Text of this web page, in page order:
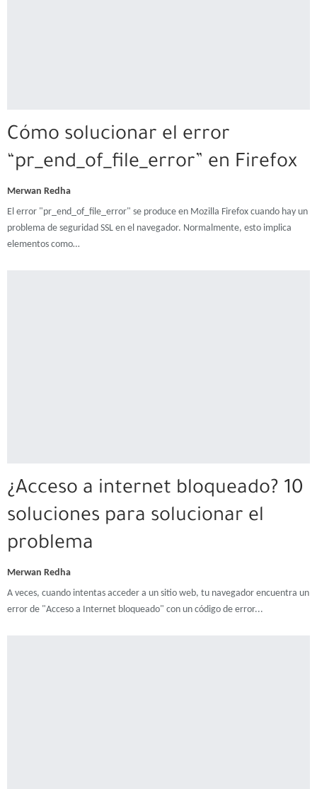
Cómo solucionar el error
“pr_end_of_file_error” en Firefox
Merwan Redha
El error "pr_end_of_file_error" se produce en Mozilla Firefox cuando hay un
problema de seguridad SSL en el navegador. Normalmente, esto implica
elementos como…
¿Acceso a internet bloqueado? 10
soluciones para solucionar el
problema
Merwan Redha
A veces, cuando intentas acceder a un sitio web, tu navegador encuentra un
error de "Acceso a Internet bloqueado" con un código de error...